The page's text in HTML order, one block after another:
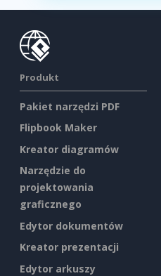
Produkt
Pakiet narzędzi PDF
Flipbook Maker
Kreator diagramów
Narzędzie do
projektowania
graficznego
Edytor dokumentów
Kreator prezentacji
Edytor arkuszy